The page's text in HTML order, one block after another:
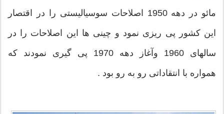
مائو در دهه 1950 اصلاحات سوسیالیستی را در اقتصار
این کشور پی ریزی نمود و چینی ها این اصلاحات را در
سالهای 1960 وآغاز دهه 1970 پی گیری نمودند که
همواره با انتقاداتی رو به رو بود .